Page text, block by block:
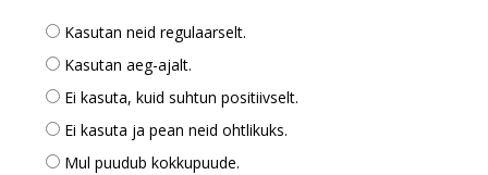
Kasutan neid regulaarselt.
Kasutan aeg-ajalt.
Ei kasuta, kuid suhtun positiivselt.
Ei kasuta ja pean neid ohtlikuks.
Mul puudub kokkupuude.